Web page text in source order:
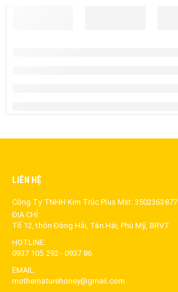
LIÊN HỆ
Công Ty TNHH Kim Trúc Plus Mst: 3502363877
ĐỊA CHỈ:
Tổ 12, thôn Đông Hải, Tân Hải, Phú Mỹ, BRVT
HOTLINE:
0937 105 292 - 0937 86
EMAIL:
mothernaturehoney@gmail.com